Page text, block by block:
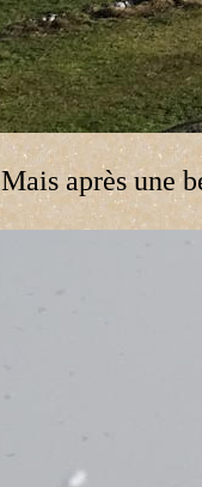
Mais après une